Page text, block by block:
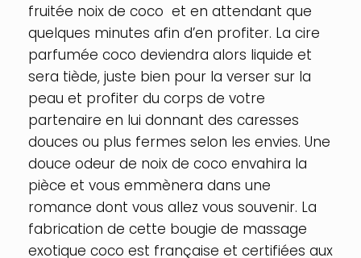
fruitée noix de coco et en attendant que
quelques minutes afin d’en profiter. La cire
parfumée coco deviendra alors liquide et
sera tiède, juste bien pour la verser sur la
peau et profiter du corps de votre
partenaire en lui donnant des caresses
douces ou plus fermes selon les envies. Une
douce odeur de noix de coco envahira la
pièce et vous emmènera dans une
romance dont vous allez vous souvenir. La
fabrication de cette bougie de massage
exotique coco est française et certifiées aux